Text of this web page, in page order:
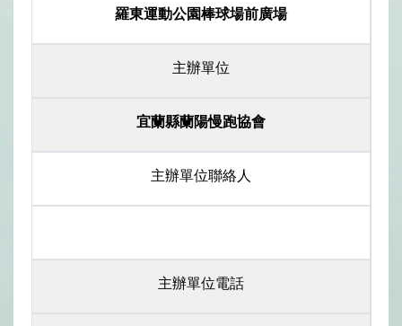
羅東運動公園棒球場前廣場
主辦單位
宜蘭縣蘭陽慢跑協會
主辦單位聯絡人
主辦單位電話